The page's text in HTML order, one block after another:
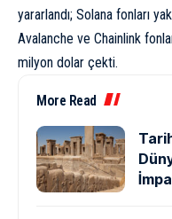
yararlandı; Solana fonları
Avalanche ve Chainlink
milyon dolar çekti.
More Read